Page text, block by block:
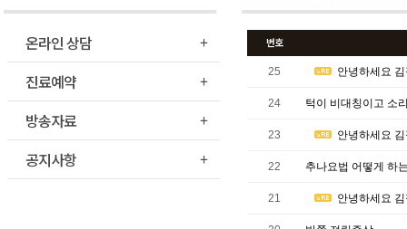
온라인 상담
진료예약
방송자료
공지사항
번호
25 안녕하세요
24 턱이 비대칭이고 소
23 안녕하세요
22 추나요법 어떻게 하
21 안녕하세요